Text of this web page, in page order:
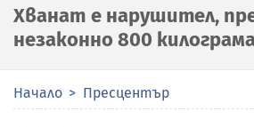
Хванат е нарушител,
незаконно 800
Начало Пресцентър